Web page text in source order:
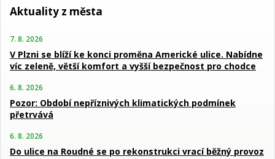
Aktuality z města
7. 8. 2026
V Plzni se blíží ke konci proměna Americké ulice. Nabídne
víc zeleně, větší komfort a vyšší bezpečnost pro chodce
6. 8. 2026
Pozor: Období nepříznivých klimatických podmínek
přetrvává
6. 8. 2026
Do ulice na Roudné se po rekonstrukci vrací běžný provoz